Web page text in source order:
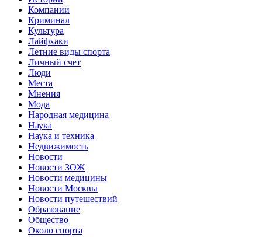
Компании
Криминал
Культура
Лайфхаки
Летние виды спорта
Личный счет
Люди
Места
Мнения
Мода
Народная медицина
Наука
Наука и техника
Недвижимость
Новости
Новости ЗОЖ
Новости медицины
Новости Москвы
Новости путешествий
Образование
Общество
Около спорта